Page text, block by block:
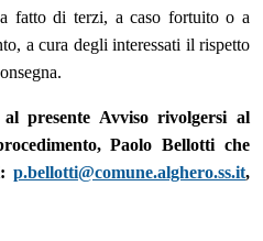
fatto di terzi, a caso fortuito o a
a cura degli interessati il rispetto
presente Avviso rivolgersi al
Paolo Bellotti che
p.bellotti@comune.alghero.ss.it,